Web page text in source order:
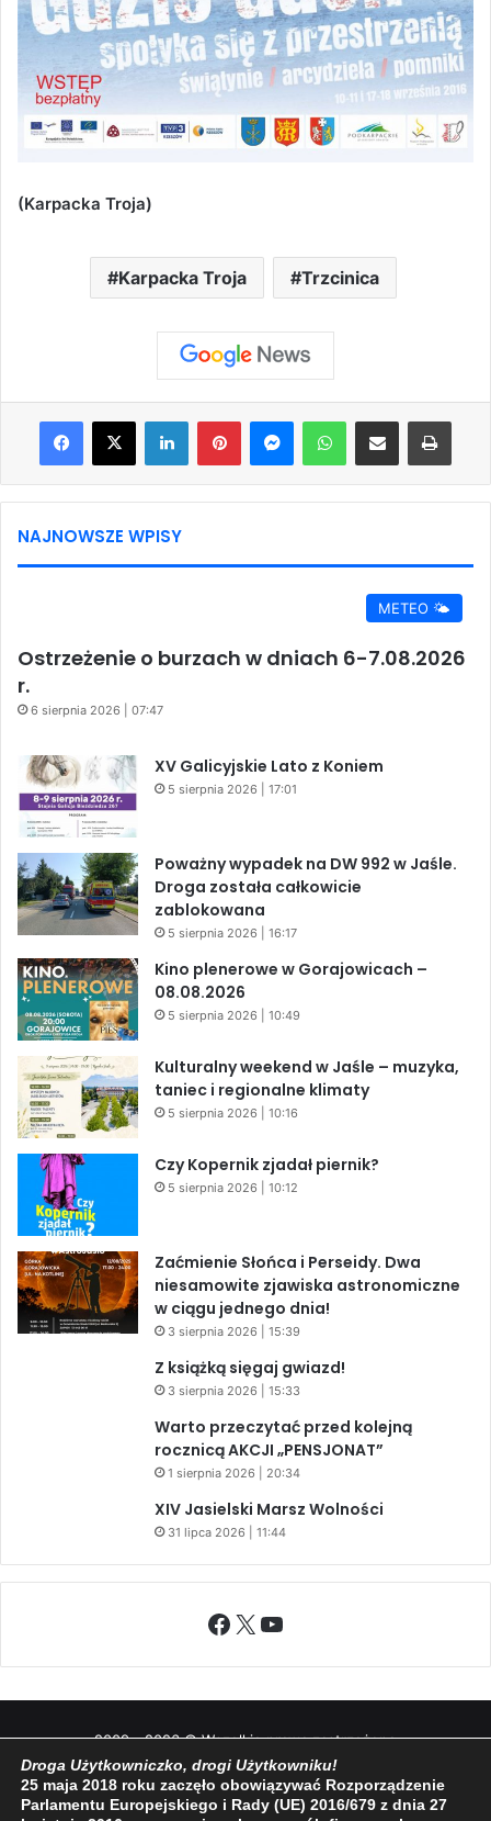
(Karpacka Troja)
Karpacka Troja Trzcinica
Facebook
X LinkedInPinterestMessengerWhatsAppShare via Email Print
NAJNOWSZE WPISY
METEO 🌤️
Ostrzeżenie o burzach w dniach 6-7.08.2026
r.
6 sierpnia 2026 | 07:47
XV Galicyjskie Lato z Koniem
5 sierpnia 2026 | 17:01
Poważny wypadek na DW 992 w Jaśle.
Droga została całkowicie
zablokowana
5 sierpnia 2026 | 16:17
Kino plenerowe w Gorajowicach –
08.08.2026
5 sierpnia 2026 | 10:49
Kulturalny weekend w Jaśle – muzyka,
taniec i regionalne klimaty
5 sierpnia 2026 | 10:16
Czy Kopernik zjadał piernik?
5 sierpnia 2026 | 10:12
Zaćmienie Słońca i Perseidy. Dwa
niesamowite zjawiska astronomiczne
w ciągu jednego dnia!
3 sierpnia 2026 | 15:39
Z książką sięgaj gwiazd!
3 sierpnia 2026 | 15:33
Warto przeczytać przed kolejną
rocznicą AKCJI „PENSJONAT”
1 sierpnia 2026 | 20:34
XIV Jasielski Marsz Wolności
31 lipca 2026 | 11:44
Facebook
X YouTube
2009 - 2026 © Wszelkie prawa zastrzeżone
O NAS
REDAKCJA POLITYKA PRYWATNOŚCI
Droga Użytkowniczko, drogi Użytkowniku!
25 maja 2018 roku zaczęło obowiązywać Rozporządzenie
Parlamentu Europejskiego i Rady (UE) 2016/679 z dnia 27